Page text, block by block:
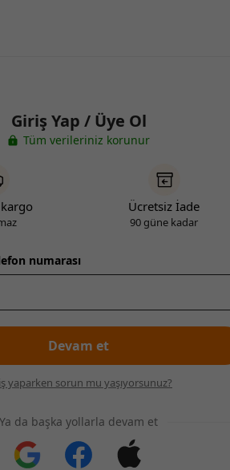
Giriş Yap / Üye Ol
Tüm verileriniz korunur
Ücretsiz İade
90 güne kadar
numarası
Devam et
yaparken sorun mu yaşıyorsunuz?
Ya da başka yollarla devam et